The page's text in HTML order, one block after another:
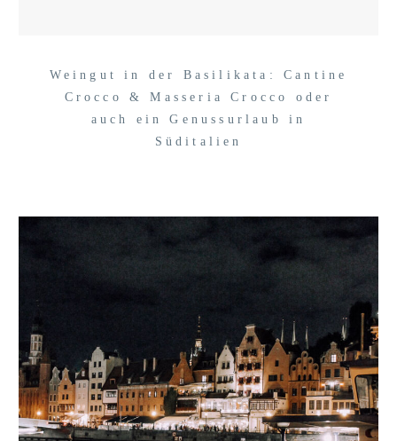
Weingut in der Basilikata: Cantine
Crocco & Masseria Crocco oder
auch ein Genussurlaub in
Süditalien